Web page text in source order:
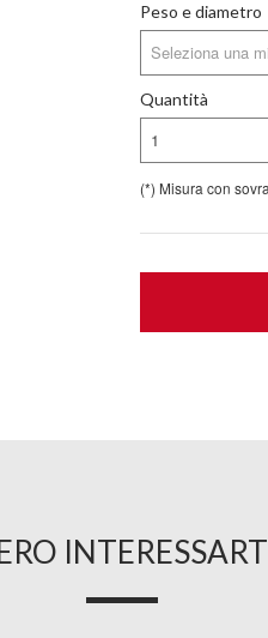
Peso e diametro
Seleziona una
Quantità
1
(*) Misura con